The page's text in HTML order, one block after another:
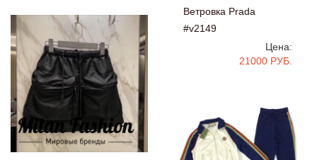
Ветровка Prada
#v2149
Цена:
21000 РУБ.